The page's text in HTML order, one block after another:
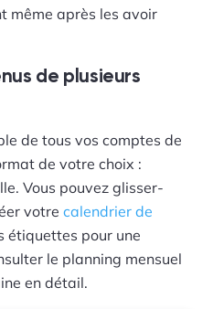
même après les avoir
de plusieurs
de tous vos comptes de
de votre choix :
Vous pouvez glisser-
votre calendrier de
étiquettes pour une
le planning mensuel
en détail.